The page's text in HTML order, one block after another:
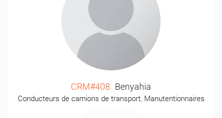
CRM#408 Benyahia
Conducteurs de camions de transport, Manutentionnaires